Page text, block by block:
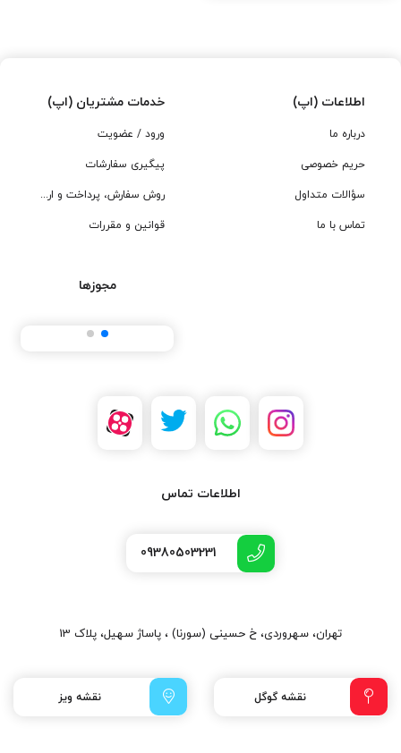
اطلاعات (اپ)
درباره ما
حریم خصوصی
سؤالات متداول
تماس با ما
خدمات مشتریان (اپ)
ورود / عضویت
پیگیری سفارشات
روش سفارش، پرداخت و ارسال
قوانین و مقررات
مجوزها
اطلاعات تماس
09380503231
تهران، سهروردی، خ حسینی (سورنا) ، پاساژ سهیل، پلاک 13
نقشه گوگل نقشه ویز